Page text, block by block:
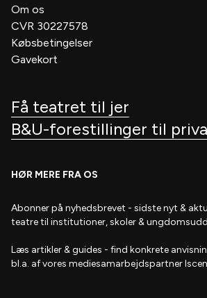
Om os
CVR 30227578
Købsbetingelser
Gavekort
Få teatret til jer
B&U-forestillinger til
HØR MERE FRA OS
Abonner på nyhedsbrevet - sidste nyt &
teatre til institutioner, skoler &
Læs artikler & guides - find konkrete
bl.a. af vores mediesamarbejdspartner